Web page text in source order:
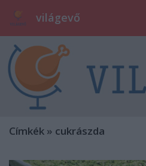
világevő
Címkék » cukrászda